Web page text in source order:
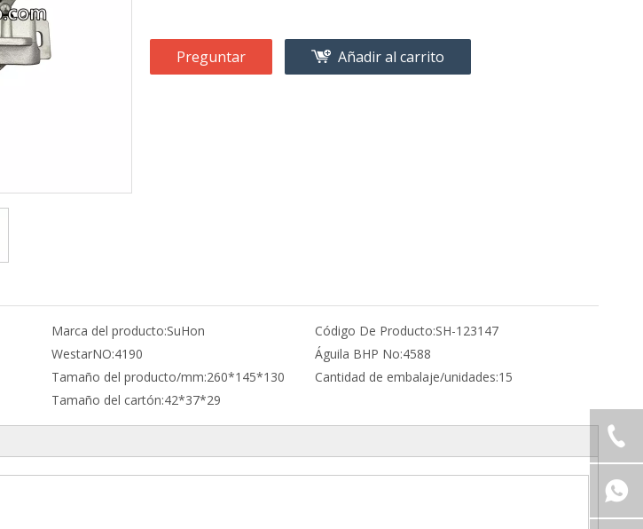
Preguntar Añadir al carrito
Marca del producto:SuHon Código De Producto:SH-123147
WestarNO:4190 Águila BHP No:4588
Tamaño del producto/mm:260*145*130 Cantidad de embalaje/unidades:15
Tamaño del cartón:42*37*29